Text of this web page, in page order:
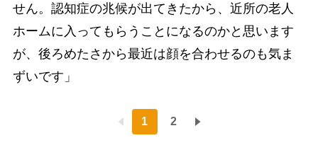
せん。認知症の兆候が出てきたから、近所の老人
ホームに入ってもらうことになるのかと思います
が、後ろめたさから最近は顔を合わせるのも気ま
ずいです」
1 2